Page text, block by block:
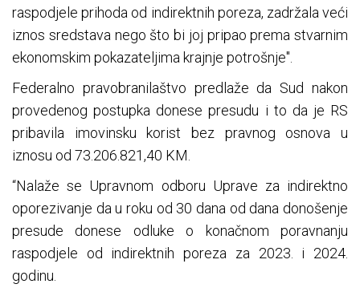
raspodjele prihoda od indirektnih poreza, zadržala veći
iznos sredstava nego što bi joj pripao prema stvarnim
ekonomskim pokazateljima krajnje potrošnje".
Federalno pravobranilaštvo predlaže da Sud nakon
provedenog postupka donese presudu i to da je RS
pribavila imovinsku korist bez pravnog osnova u
iznosu od 73.206.821,40 KM.
“Nalaže se Upravnom odboru Uprave za indirektno
oporezivanje da u roku od 30 dana od dana donošenje
presude donese odluke o konačnom poravnanju
raspodjele od indirektnih poreza za 2023. i 2024.
godinu.